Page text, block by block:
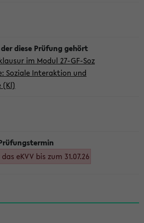
im Modul 27-GF-Soz
Soziale Interaktion und
(Kl)
eKVV bis zum 31.07.26